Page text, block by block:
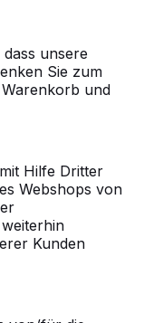
unsere
Sie zum
Warenkorb und
Hilfe Dritter
Webshops von
Kunden